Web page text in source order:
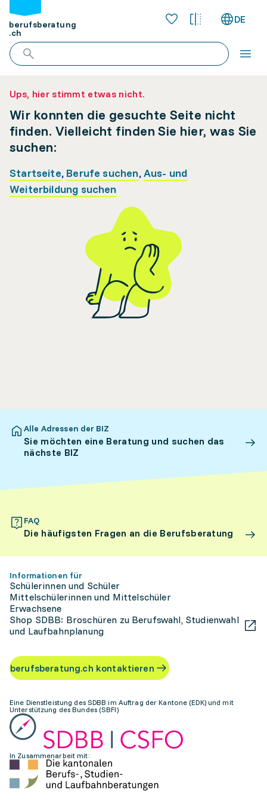
berufsberatung
.ch
DE
Ups, hier stimmt etwas nicht.
Wir konnten die gesuchte Seite nicht
finden. Vielleicht finden Sie hier, was Sie
suchen:
Startseite, Berufe suchen,Aus- und
Weiterbildung suchen
Alle Adressen der BIZ
Sie möchten eine Beratung und suchen das
nächste BIZ
FAQ
Die häufigsten Fragen an die Berufsberatung
Informationen für
Schülerinnen und Schüler
Mittelschülerinnen und Mittelschüler
Erwachsene
Shop SDBB: Broschüren zu Berufswahl, Studienwahl
und Laufbahnplanung
berufsberatung.ch kontaktieren
Eine Dienstleistung des SDBB im Auftrag der Kantone (EDK) und mit
Unterstützung des Bundes (SBFI)
In Zusammenarbeit mit: